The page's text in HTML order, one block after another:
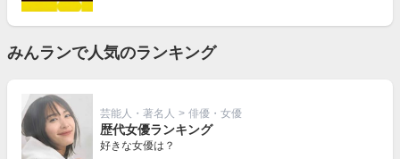
みんランで人気のランキング
芸能人・著名人 > 俳優・女優
歴代女優ランキング
好きな女優は？